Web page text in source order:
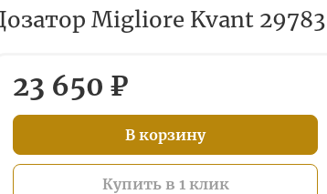
Migliore Kvant
23 650 ₽
В корзину
Купить в 1 клик